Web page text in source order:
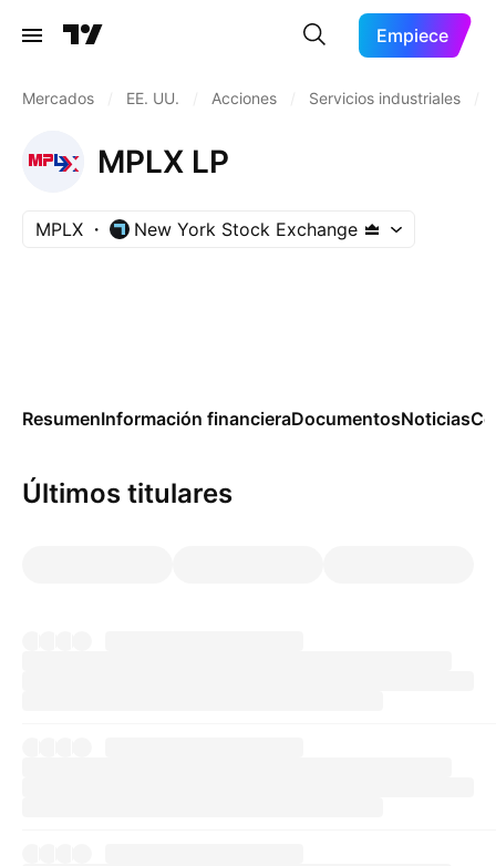
Empiece
Mercados EE. UU. Acciones Servicios industriales
MPLX LP
MPLX New York Stock Exchange
ResumenInformación financieraDocumentosNoticias
Últimos titulares